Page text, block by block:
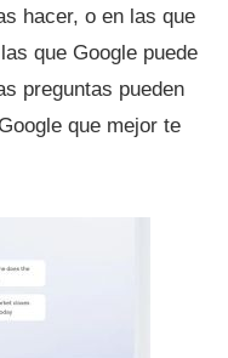
hacer, o en las que
que Google puede
preguntas pueden
que mejor te